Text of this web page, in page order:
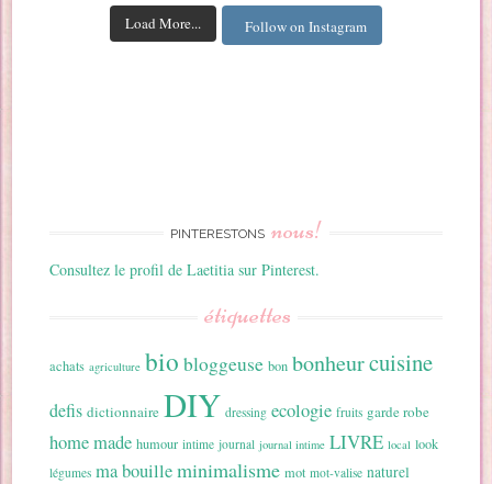
Load More... Follow on Instagram
PINTERESTONS nous!
Consultez le profil de Laetitia sur Pinterest.
étiquettes
achats agriculture bio bloggeuse bon bonheurcuisine
defis dictionnaire DIY dressing ecologie fruits garde robe
home made humour intime journal journal intime LIVRE local look
légumes ma bouilleminimalisme mot mot-valise naturel